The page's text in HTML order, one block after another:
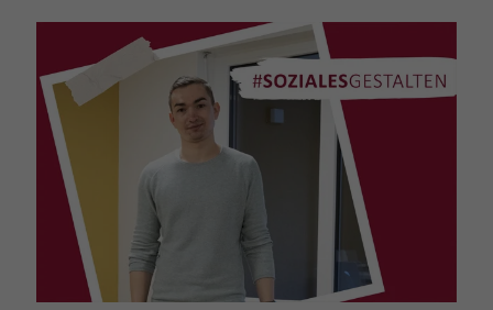
Es enthält Informationen darüber,
welche Werbeanzeige geklickt wurde,
sodass erzielte Erfolge wie z.B.
Bestellungen oder Kontaktanfragen der
Anzeige zugewiesen werden können.
Name _fbp
Anbieter Facebook
Laufzeit 3 Monate